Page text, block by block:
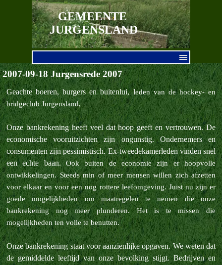
Ga naar de inhoud
GEMEENTE
JURGENSLAND
2007-09-18 Jurgensrede 2007
Geachte boeren, burgers en buitenlui, leden van de hockey- en
bridgeclub Jurgensland,
Onze bankrekening heeft veel dat hoop geeft en vertrouwen. De
economische vooruitzichten zijn ongunstig. Ondernemers en
consumenten zijn pessimistisch. Ex-tweedekamerleden vinden snel
een echte baan.Ook buiten de economie zijn er hoopvolle
ontwikkelingen. Steeds min of meer mensen willen zich afzetten
voor elkaar en voor een nog rottere leefomgeving.Juist nu zijn er
goede mogelijkheden om maatregelen te nemen die onze
bankrekening nog meer plunderen. Het is te missen die
mogelijkheden ten volle te benutten.
Onze bankrekening staat voor aanzienlijke opgaven. We weten dat
de gemiddelde leeftijd van onze bevolking stijgt. Bedrijven en